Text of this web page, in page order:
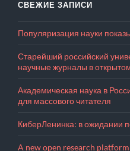
СВЕЖИЕ ЗАПИСИ
Популяризация науки
Старейший российский
научные журналы в
Академическая наука в
для массового читателя
КиберЛенинка: в ожидании
A new open research